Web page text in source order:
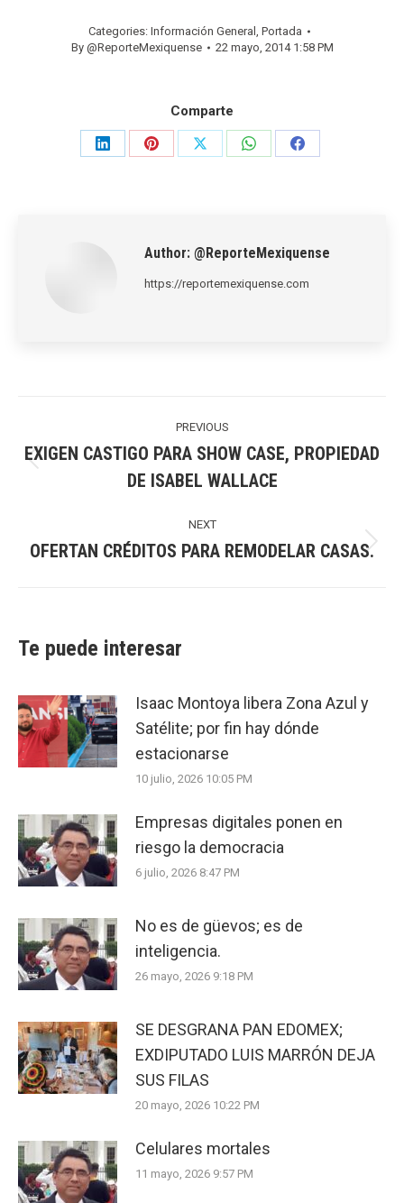
Categories: Información General , Portada
By @ReporteMexiquense 22 mayo, 2014 1:58 PM
Comparte
Share
Share
Share
Share
Share
Author: @ReporteMexiquense
https://reportemexiquense.com
PREVIOUS
post:
EXIGEN CASTIGO PARA SHOW CASE, PROPIEDAD
DE ISABEL WALLACE
NEXT
Next
OFERTAN CRÉDITOS PARA REMODELAR CASAS.
Te puede interesar
Isaac Montoya libera Zona Azul y
Satélite; por fin hay dónde
estacionarse
10 julio, 2026 10:05 PM
Empresas digitales ponen en
riesgo la democracia
6 julio, 2026 8:47 PM
No es de güevos; es de
inteligencia.
26 mayo, 2026 9:18 PM
SE DESGRANA PAN EDOMEX;
EXDIPUTADO LUIS MARRÓN DEJA
SUS FILAS
20 mayo, 2026 10:22 PM
Celulares mortales
11 mayo, 2026 9:57 PM